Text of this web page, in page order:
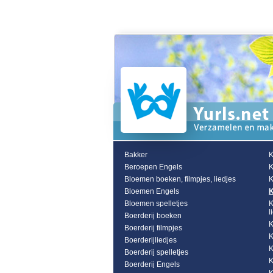
Bakker
Beroepen Engels
Bloemen boeken, filmpjes, liedjes
Bloemen Engels
Bloemen spelletjes
Boerderij boeken
Boerderij filmpjes
Boerderijliedjes
Boerderij spelletjes
Boerderij Engels